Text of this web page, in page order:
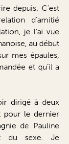
depuis. C’est
d’amitié
je l’ai vue
au début
mes épaules,
et qu’il a
dirigé à deux
pour le dernier
de Pauline
du sexe. Je